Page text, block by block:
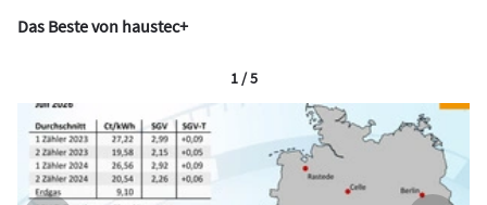
Das Beste von haustec+
1 / 5